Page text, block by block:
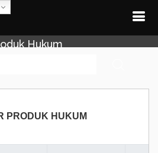
Hukum
PRODUK HUKUM